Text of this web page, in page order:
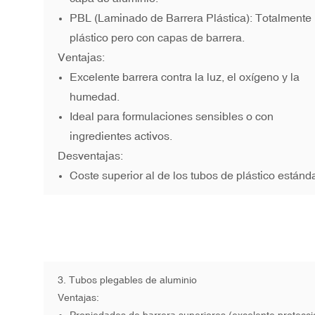
PBL (Laminado de Barrera Plástica): Totalmente
plástico pero con capas de barrera.
Ventajas:
Excelente barrera contra la luz, el oxígeno y la
humedad.
Ideal para formulaciones sensibles o con
ingredientes activos.
Desventajas:
Coste superior al de los tubos de plástico
3.Tubos plegables de aluminio
Ventajas: